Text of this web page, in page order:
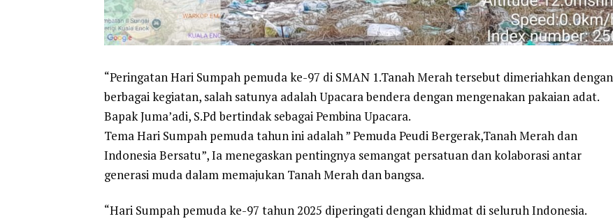
“Peringatan Hari Sumpah pemuda ke-97 di SMAN 1.Tanah Merah tersebut dimeriahkan dengan
berbagai kegiatan, salah satunya adalah Upacara bendera dengan mengenakan pakaian adat.
Bapak Juma’adi, S.Pd bertindak sebagai Pembina Upacara.
Tema Hari Sumpah pemuda tahun ini adalah ” Pemuda Peudi Bergerak,Tanah Merah dan
Indonesia Bersatu”, Ia menegaskan pentingnya semangat persatuan dan kolaborasi antar
generasi muda dalam memajukan Tanah Merah dan bangsa.
“Hari Sumpah pemuda ke-97 tahun 2025 diperingati dengan khidmat di seluruh Indonesia.